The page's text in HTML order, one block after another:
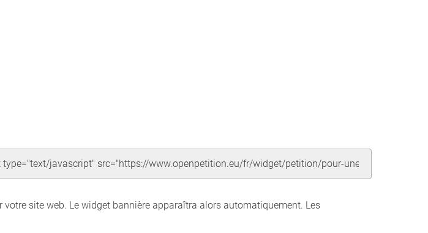
site web. Le widget bannière apparaîtra alors automatiquement. Les